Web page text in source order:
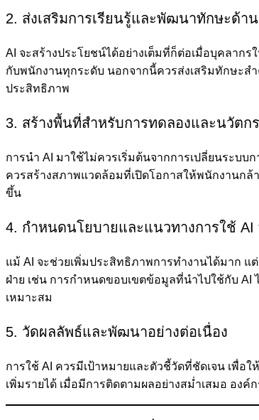
2. ส่งเสริมการเรียนรู้และพัฒนาทักษะด้า
AI จะสร้างประโยชน์ได้อย่างเต็มที่ก็ต่อเมื่อบุคลาก
กับพนักงานทุกระดับ นอกจากนี้ควรส่งเสริมทักษะส
ประสิทธิภาพ
3. สร้างพื้นที่สำหรับการทดลองและนวัตก
การนำ AI มาใช้ไม่ควรเริ่มต้นจากการเปลี่ยนระบ
ควรสร้างสภาพแวดล้อมที่เปิดโอกาสให้พนักงานกล้
ขึ้น
4. กำหนดนโยบายและแนวทางการใช้ AI
แม้ AI จะช่วยเพิ่มประสิทธิภาพการทำงานได้มาก แ
ฝ่าย เช่น การกำหนดขอบเขตข้อมูลที่นำไปใช้กับ AI
เหมาะสม
5. วัดผลลัพธ์และพัฒนาอย่างต่อเนื่อง
การใช้ AI ควรมีเป้าหมายและตัวชี้วัดที่ชัดเจน เพื่
เพิ่มรายได้ เมื่อมีการติดตามผลอย่างสม่ำเสมอ อง